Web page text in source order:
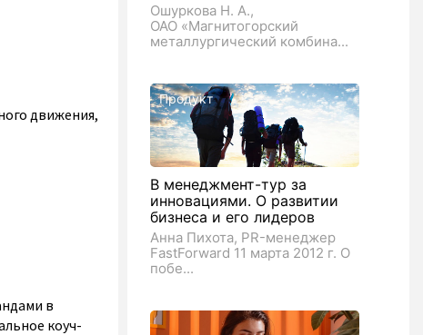
движения,
в
коуч-
Ошуркова Н. А.,
ОАО «Магнитогорский
металлургический комбина...
Продукт
В менеджмент-тур за
инновациями. О развитии
бизнеса и его лидеров
Анна Пихота, PR-менеджер
FastForward 11 марта 2012 г. О
побе...